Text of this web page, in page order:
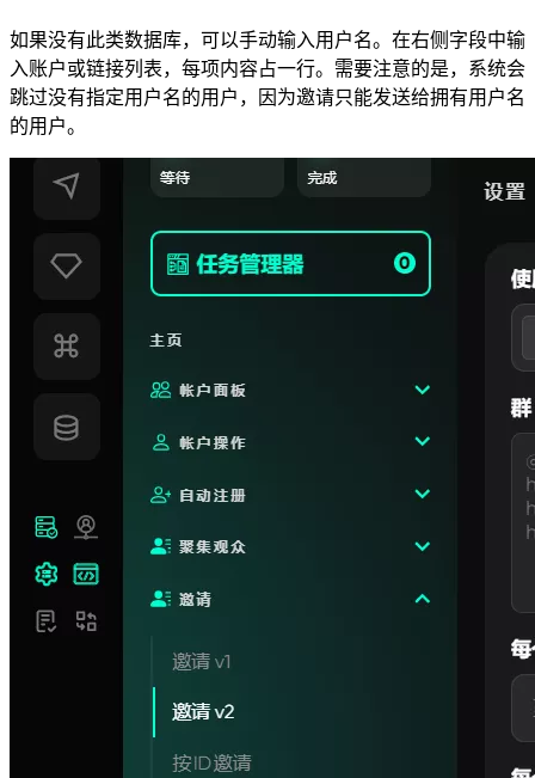
如果没有此类数据库，可以手动输入用户名。在右侧字段中输
入账户或链接列表，每项内容占一行。需要注意的是，系统会
跳过没有指定用户名的用户，因为邀请只能发送给拥有用户名
的用户。